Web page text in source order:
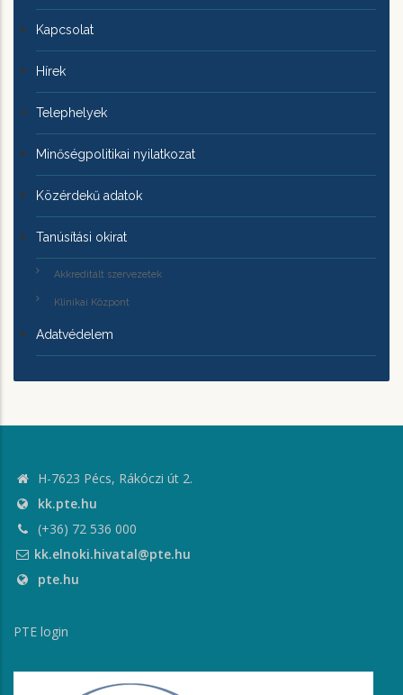
Kapcsolat
Hírek
Telephelyek
Minőségpolitikai nyilatkozat
Közérdekű adatok
Tanúsítási okirat
Akkreditált szervezetek
Klinikai Központ
Adatvédelem
H-7623 Pécs, Rákóczi út 2.
kk.pte.hu
(+36) 72 536 000
kk.elnoki.hivatal@pte.hu
pte.hu
PTE login